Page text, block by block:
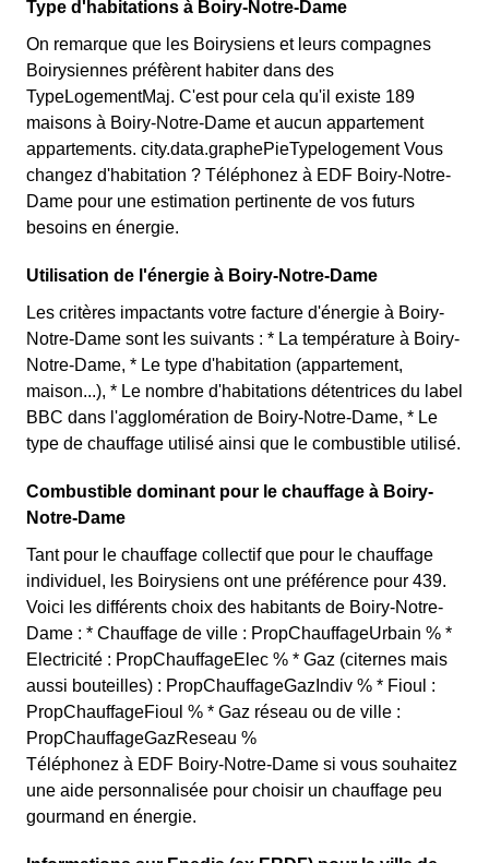
Type d'habitations à Boiry-Notre-Dame
On remarque que les Boirysiens et leurs compagnes
Boirysiennes préfèrent habiter dans des
TypeLogementMaj. C'est pour cela qu'il existe 189
maisons à Boiry-Notre-Dame et aucun appartement
appartements. city.data.graphePieTypelogement Vous
changez d'habitation ? Téléphonez à EDF Boiry-Notre-
Dame pour une estimation pertinente de vos futurs
besoins en énergie.
Utilisation de l'énergie à Boiry-Notre-Dame
Les critères impactants votre facture d'énergie à Boiry-
Notre-Dame sont les suivants : * La température à Boiry-
Notre-Dame, * Le type d'habitation (appartement,
maison...), * Le nombre d'habitations détentrices du label
BBC dans l'agglomération de Boiry-Notre-Dame, * Le
type de chauffage utilisé ainsi que le combustible utilisé.
Combustible dominant pour le chauffage à Boiry-
Notre-Dame
Tant pour le chauffage collectif que pour le chauffage
individuel, les Boirysiens ont une préférence pour 439.
Voici les différents choix des habitants de Boiry-Notre-
Dame : * Chauffage de ville : PropChauffageUrbain % *
Electricité : PropChauffageElec % * Gaz (citernes mais
aussi bouteilles) : PropChauffageGazIndiv % * Fioul :
PropChauffageFioul % * Gaz réseau ou de ville :
PropChauffageGazReseau %
Téléphonez à EDF Boiry-Notre-Dame si vous souhaitez
une aide personnalisée pour choisir un chauffage peu
gourmand en énergie.